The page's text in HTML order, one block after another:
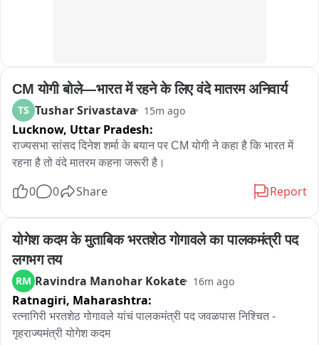
CM योगी बोले—भारत में रहने के लिए वंदे मातरम अनिवार्य
TS Tushar Srivastava 15m ago
Lucknow, Uttar Pradesh:
राज्यसभा सांसद दिनेश शर्मा के बयान पर CM योगी ने कहा है कि भारत में
रहना है तो वंदे मातरम कहना जरूरी है।
0 0 Share Report
योगेश कदम के मुताबिक भरतशेठ गोगावले का पालकमंत्री पद
लगभग तय
RM Ravindra Manohar Kokate 16m ago
Ratnagiri, Maharashtra:
रत्नागिरी भरतशेठ गोगावले यांचं पालकमंत्री पद जवळपास निश्चित -
गृहराज्यमंत्री योगेश कदम